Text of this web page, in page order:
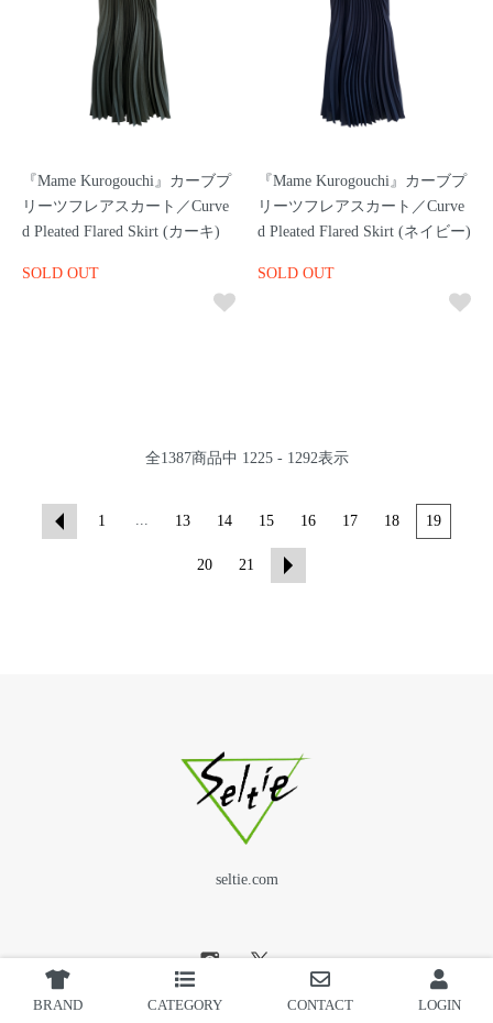
BRAND CATEGORY CONTACT LOGIN
『Mame Kurogouchi』カーブプ
リーツフレアスカート／Curve
d Pleated Flared Skirt (カーキ)
SOLD OUT
『Mame Kurogouchi』カーブプ
リーツフレアスカート／Curve
d Pleated Flared Skirt (ネイビー)
SOLD OUT
全1387商品中 1225 - 1292表示
1 ... 13 14 15 16 17 18 19
20 21
seltie.com